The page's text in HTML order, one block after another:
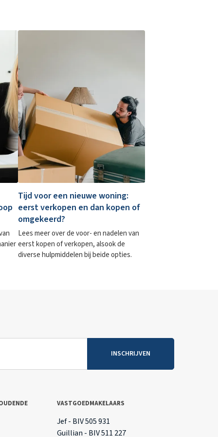
Tijd voor een nieuwe woning:
eerst verkopen en dan kopen of
omgekeerd?
Lees meer over de voor- en nadelen van
eerst kopen of verkopen, alsook de
diverse hulpmiddelen bij beide opties.
INSCHRIJVEN
VASTGOEDMAKELAARS
Jef - BIV 505 931
Guillian - BIV 511 227